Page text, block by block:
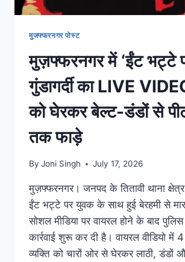
मुजफ्फरनगर पोस्ट
मुज़फ्फरनगर में ‘ईंट भट्टे
गुंडागर्दी का LIVE
को घेरकर बेल्ट-डंडों से
तक फाड़े
By Joni Singh July 17, 2026
मुज़फ्फरनगर। जनपद के तितावी थाना
ईंट भट्टे पर युवक के साथ हुई बेरहमी से
सोशल मीडिया पर वायरल होने के बाद
कार्रवाई शुरू कर दी है। वायरल वीडियो
व्यक्ति को चारों ओर से घेरकर लाठी, डंडों